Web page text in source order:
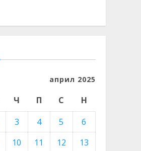
април 2025
Ч П С
Н
3 4 5
6
10 11 12
13